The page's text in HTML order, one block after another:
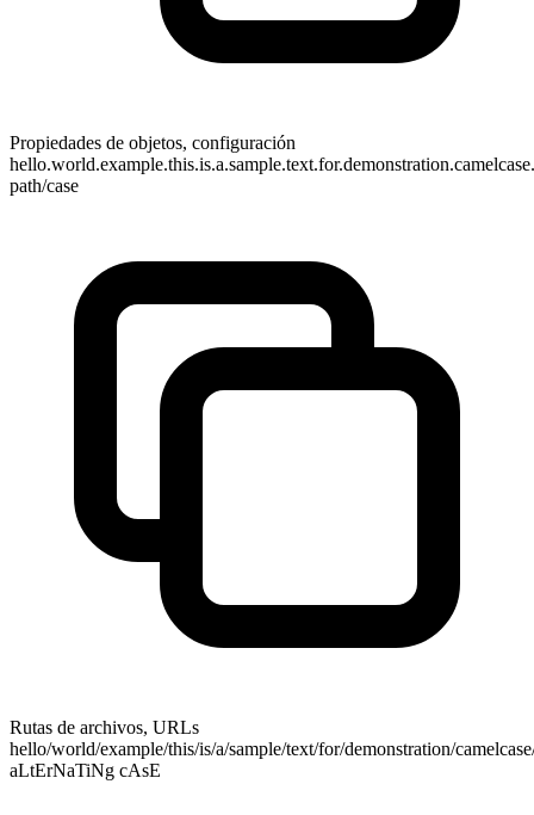
Propiedades de objetos, configuración
path/case
Rutas de archivos, URLs
hello/world/example/this/is/a/sample/text/for/demonstration/
aLtErNaTiNg cAsE